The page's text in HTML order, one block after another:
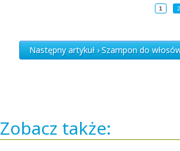
1 2
Następny artykuł › Szampon do
Zobacz także: